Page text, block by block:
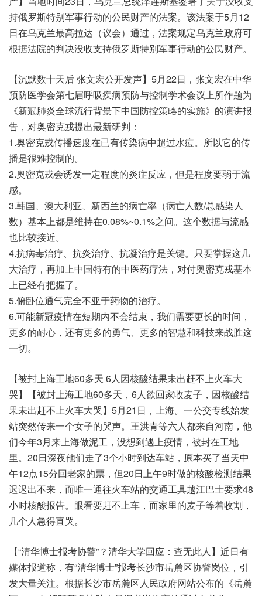
持俄罗斯特别军事行动的公民财产的法案。该法案于5月12
日在乌克兰最高拉达（议会）通过，法案规定乌克兰政府可
根据法院的判决没收支持俄罗斯特别军事行动的公民财产。
【沉默数十天后 张文宏公开发声】5月22日，张文宏在中华
预防医学会第七届呼吸疾病预防与控制学术会议上所作题为
《新冠肺炎全球流行背景下中国防控策略的实施》的演讲报
告，对奥密克戎提出最新研判：
1.奥密克戎传播速度在已有传染病中超过水痘。所以它的传
播是很难控制的。
2.奥密克戎会诱发一定程度的炎症反应，但是程度要弱于流
感。
3.韩国、澳大利亚、新西兰的病亡率（病亡人数/总感染人
数）基本上都是维持在0.08%~0.1%之间。这个数据与流感
也比较接近。
4.抗病毒治疗、抗炎治疗、抗凝治疗是关键。只要掌握这几
大治疗，再加上中国特有的中医药疗法，对付奥密克戎基本
上已经有把握了。
5.俯卧位通气完全不亚于药物的治疗。
6.可能新冠疫情在短期内不会结束，我们需要更长的时间，
更多的耐心，还有更多的勇气、更多的智慧和科技来战胜这
一切。
【被封上海工地60多天 6人因核酸结果未出赶不上火车大
哭】【被封上海工地60多天，6人欲回家收麦子，因核酸结
果未出赶不上火车大哭】5月21日，上海。一公交专线始发
站突然传来一个女子的哭声。王洪青等六人都来自河南，他
们今年3月来上海做泥工，没想到遇上疫情，被封在工地
里。20日深夜他们走了3个小时到达车站，原本买了当天中
午12点15分回老家的票，但20日上午9时做的核酸检测结果
迟迟出不来，而唯一通往火车站的交通工具越江巴士要求48
小时核酸报告。眼看要赶不上车，而家里的麦子等着收割，
几个人急得直哭。
【“清华博士报考协警”？清华大学回应：查无此人】近日有
媒体报道称，有“清华博士”报考长沙市岳麓区协警岗位，引
发大量关注。根据长沙市岳麓区人民政府网站公布的《岳麓